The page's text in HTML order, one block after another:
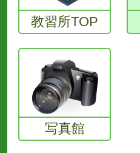
教習所TOP
写真館